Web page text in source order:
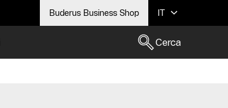
Buderus Business Shop IT
Cerca